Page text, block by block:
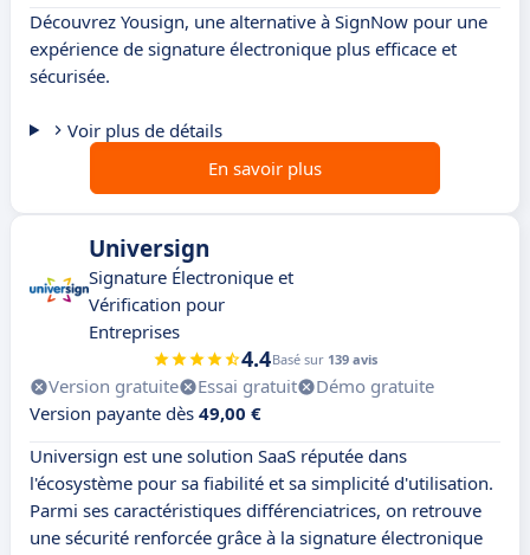
Découvrez Yousign, une alternative à SignNow pour une
expérience de signature électronique plus efficace et
sécurisée.
Voir plus de détails
En savoir plus
Universign
Signature Électronique et
Vérification pour
Entreprises
4.4Basé sur 139 avis
Version gratuite Essai gratuit
Démo gratuite
Version payante dès 49,00 €
Universign est une solution SaaS réputée dans
l'écosystème pour sa fiabilité et sa simplicité d'utilisation.
Parmi ses caractéristiques différenciatrices, on retrouve
une sécurité renforcée grâce à la signature électronique